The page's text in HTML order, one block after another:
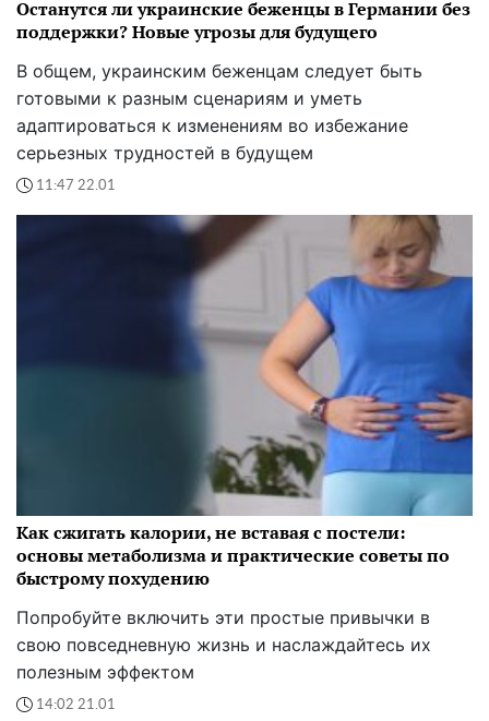
Останутся ли украинские беженцы в Германии без
поддержки? Новые угрозы для будущего
В общем, украинским беженцам следует быть
готовыми к разным сценариям и уметь
адаптироваться к изменениям во избежание
серьезных трудностей в будущем
11:47 22.01
Как сжигать калории, не вставая с постели:
основы метаболизма и практические советы по
быстрому похудению
Попробуйте включить эти простые привычки в
свою повседневную жизнь и наслаждайтесь их
полезным эффектом
14:02 21.01